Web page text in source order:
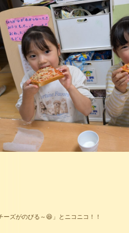
ーズがのびる～😆」とニコニコ！！